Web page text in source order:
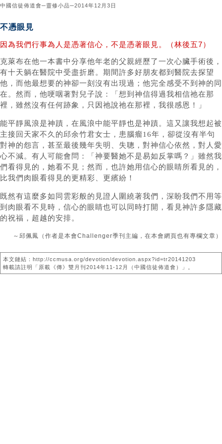
中國信徒佈道會─靈修小品─2014年12月3日
不憑眼見
因為我們行事為人是憑著信心，不是憑著眼見。（林後五7）
克萊布在他一本書中分享他年老的父親經歷了一次心臟手術後，
有十天躺在醫院中受盡折磨。期間許多好朋友都到醫院去探望
他，而他最想要的神卻一刻沒有出現過；他完全感受不到神的同
在。然而，他哽咽著對兒子說：「想到神信得過我相信祂在那
裡，雖然沒有任何跡象，只因祂說祂在那裡，我很感恩！」
能平靜風浪是神蹟，在風浪中能平靜也是神蹟。這又讓我想起被
主接回天家不久的邱余竹君女士，患腦瘤16年，卻從沒有半句
對神的怨言，甚至最後幾年失明、失聰，對神信心依然，對人愛
心不減。有人可能會問：「神要醫她不是易如反掌嗎？」雖然我
們看得見的，她看不見；然而，也許她用信心的眼睛所看見的，
比我們肉眼看得見的更精彩、更繽紛！
既然有這麼多如同雲彩般的見證人圍繞著我們，深盼我們不用等
到肉眼看不見時，信心的眼睛也可以同時打開，看見神許多隱藏
的祝福，超越的安排。
～邱佩鳳（作者是本會Challenger季刊主編，在本會網頁也有專欄文章）
本文鏈結：http://ccmusa.org/devotion/devotion.aspx?id=tr20141203
轉載請註明「原載《傳》雙月刊2014年11-12月（中國信徒佈道會）」。